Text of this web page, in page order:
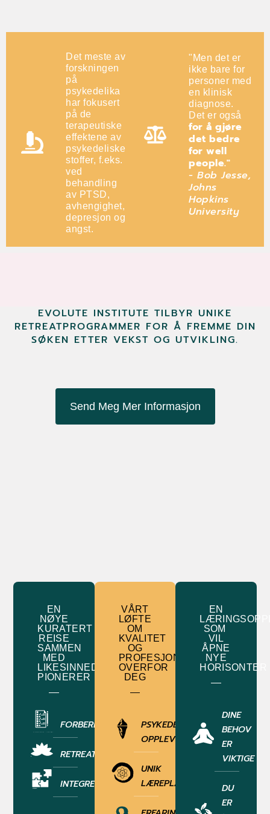
Det meste av
forskningen
på
psykedelika
har fokusert
på de
terapeutiske
effektene av
psykedeliske
stoffer, f.eks.
ved
behandling
av PTSD,
avhengighet,
depresjon og
angst.
"Men det er
ikke bare for
personer med
en klinisk
diagnose.
Det er også
for å gjøre
det bedre
for well
people."
- Bob Jesse,
Johns
Hopkins
University
EVOLUTE INSTITUTE TILBYR UNIKE
RETREATPROGRAMMER FOR Å FREMME DIN
SØKEN ETTER VEKST OG UTVIKLING.
Send Meg Mer Informasjon
EN
NØYE
KURATERT
REISE
SAMMEN
MED
LIKESINNEDE
PIONERER
FORBEREDELSE
RETREAT
INTEGRERING
VÅRT
LØFTE
OM
KVALITET
OG
PROFESJONALITET
OVERFOR
DEG
PSYKEDELISK
OPPLEVELSE
UNIK
LÆREPLAN
DINE
BEHOV
ER
VIKTIGE
DU
ER
EN
SOM
VIL
ÅPNE
NYE
HORISONTER